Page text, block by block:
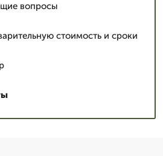
вопросы
стоимость и сроки